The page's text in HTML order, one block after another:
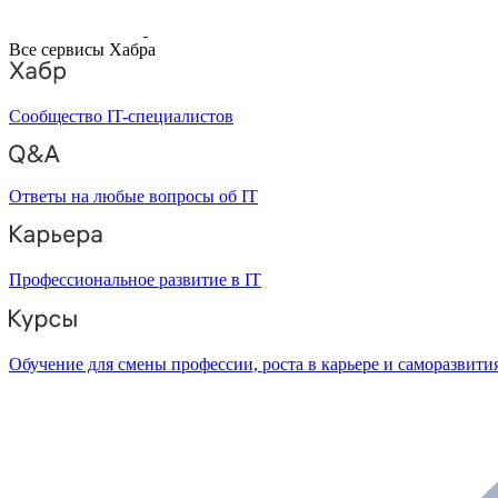
Все сервисы Хабра
Сообщество IT-специалистов
Ответы на любые вопросы об IT
Профессиональное развитие в IT
Обучение для смены профессии, роста в карьере и